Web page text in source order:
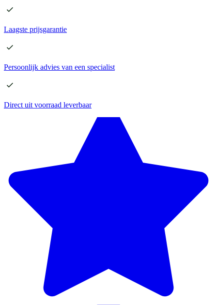
Laagste prijsgarantie
Persoonlijk advies van een specialist
Direct uit voorraad leverbaar